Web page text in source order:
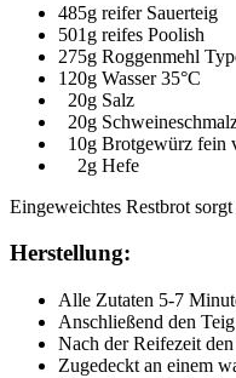
485g reifer Sauerteig
501g reifes Poolish
275g Roggenmehl
120g Wasser 35°C
20g Salz
20g
10g Brotgewürz fein
2g Hefe
Eingeweichtes Restbrot
Herstellung:
Alle Zutaten 5-7
Anschließend den
Nach der Reifezeit
Zugedeckt an einem